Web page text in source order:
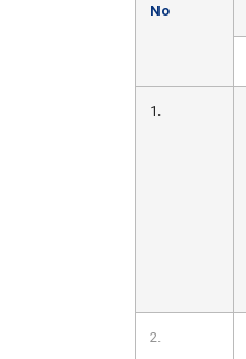
No
1.
2.